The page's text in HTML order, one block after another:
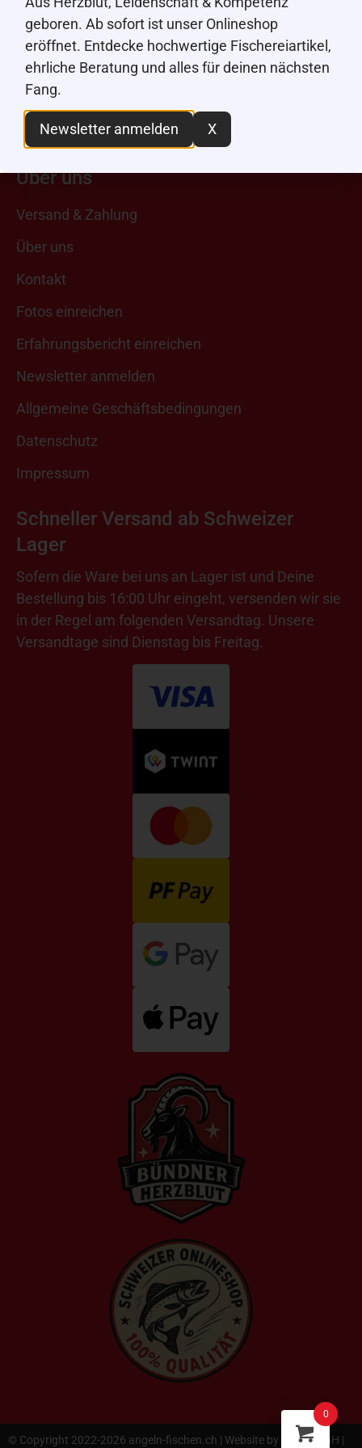
kontakt@angeln-fischen.ch
Instagram
Facebook
Youtube
TikTok
Über uns
Versand & Zahlung
Über uns
Kontakt
Fotos einreichen
Erfahrungsbericht einreichen
Newsletter anmelden
Allgemeine Geschäftsbedingungen
Datenschutz
Impressum
Schneller Versand ab Schweizer
Lager
Sofern die Ware bei uns an Lager ist und Deine
Bestellung bis 16:00 Uhr eingeht, versenden wir sie
in der Regel am folgenden Versandtag. Unsere
Versandtage sind Dienstag bis Freitag.
© Copyright 2022-2026 angeln-fischen.ch | Website by pr24 GmbH |
0
geboren. Ab sofort ist unser Onlineshop
eröffnet. Entdecke hochwertige Fischereiartikel,
ehrliche Beratung und alles für deinen nächsten
Fang.
Newsletter anmelden X